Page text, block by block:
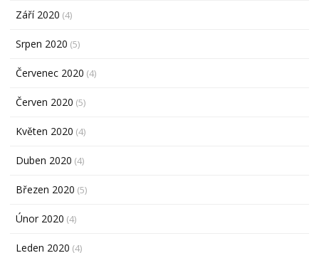
Září 2020 (4)
Srpen 2020 (5)
Červenec 2020 (4)
Červen 2020 (5)
Květen 2020 (4)
Duben 2020 (4)
Březen 2020 (5)
Únor 2020 (4)
Leden 2020 (4)